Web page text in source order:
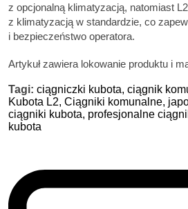
z opcjonalną klimatyzacją, natomiast
z klimatyzacją w standardzie, co
i bezpieczeństwo operatora.
Artykuł zawiera lokowanie produktu i
Tagi: ciągniczki kubota, ciągnik
Kubota L2, Ciągniki komunalne,
ciągniki kubota, profesjonalne
kubota